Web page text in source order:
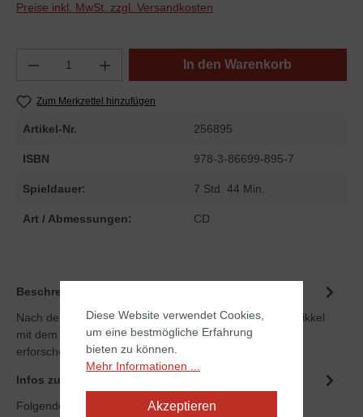
Preise inkl. MwSt. zzgl. Versandkosten
In den Warenkorb
Zum Merkzettel hinzufügen
Artikel-Nr. 256895
ISBN 978-3-86699-895-7
Spieldauer: 7 Std. 44 Min.
Art / Abmessungen: CD
Beschreibung
Nach den Jahren in Grönland gehen Bree, Devin und Mikkel
mit dem Entdecker Leif Erikson auf große Fahrt und
erforschen eine…Mehr
Infos zum Autor
Folgende Infos zum Autor sind verfübar...
Diese Website verwendet Cookies,
um eine bestmögliche Erfahrung
bieten zu können.
Mehr Informationen ...
Akzeptieren